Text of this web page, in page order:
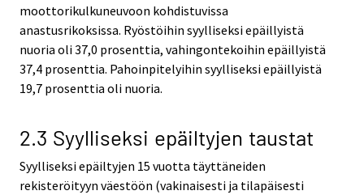
moottorikulkuneuvoon kohdistuvissa
anastusrikoksissa. Ryöstöihin syylliseksi epäillyistä
nuoria oli 37,0 prosenttia, vahingontekoihin epäillyistä
37,4 prosenttia. Pahoinpitelyihin syylliseksi epäillyistä
19,7 prosenttia oli nuoria.
2.3 Syylliseksi epäiltyjen taustat
Syylliseksi epäiltyjen 15 vuotta täyttäneiden
rekisteröityyn väestöön (vakinaisesti ja tilapäisesti